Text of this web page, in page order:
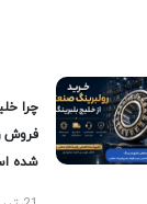
چرا
فروش
شده